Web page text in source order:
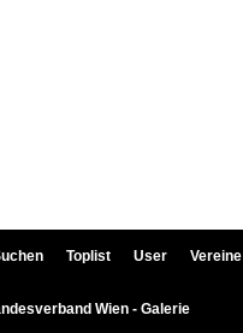
Toplist User Vereine
Wien - Galerie